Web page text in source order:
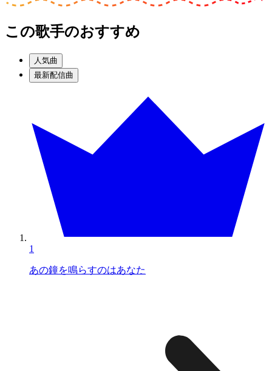
この歌手のおすすめ
人気曲
最新配信曲
1
あの鐘を鳴らすのはあなた